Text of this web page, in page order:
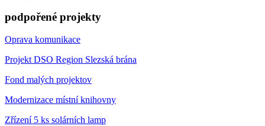
podpořené projekty
Oprava komunikace
Projekt DSO Region Slezská brána
Fond malých projektov
Modernizace místní knihovny
Zřízení 5 ks solárních lamp